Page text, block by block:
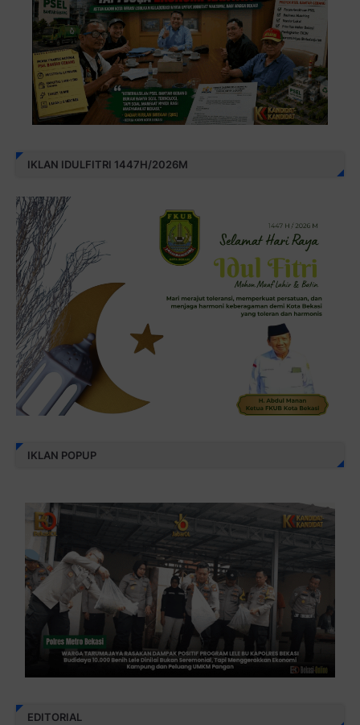
IKLAN IDULFITRI 1447H/2026M
IKLAN POPUP
EDITORIAL